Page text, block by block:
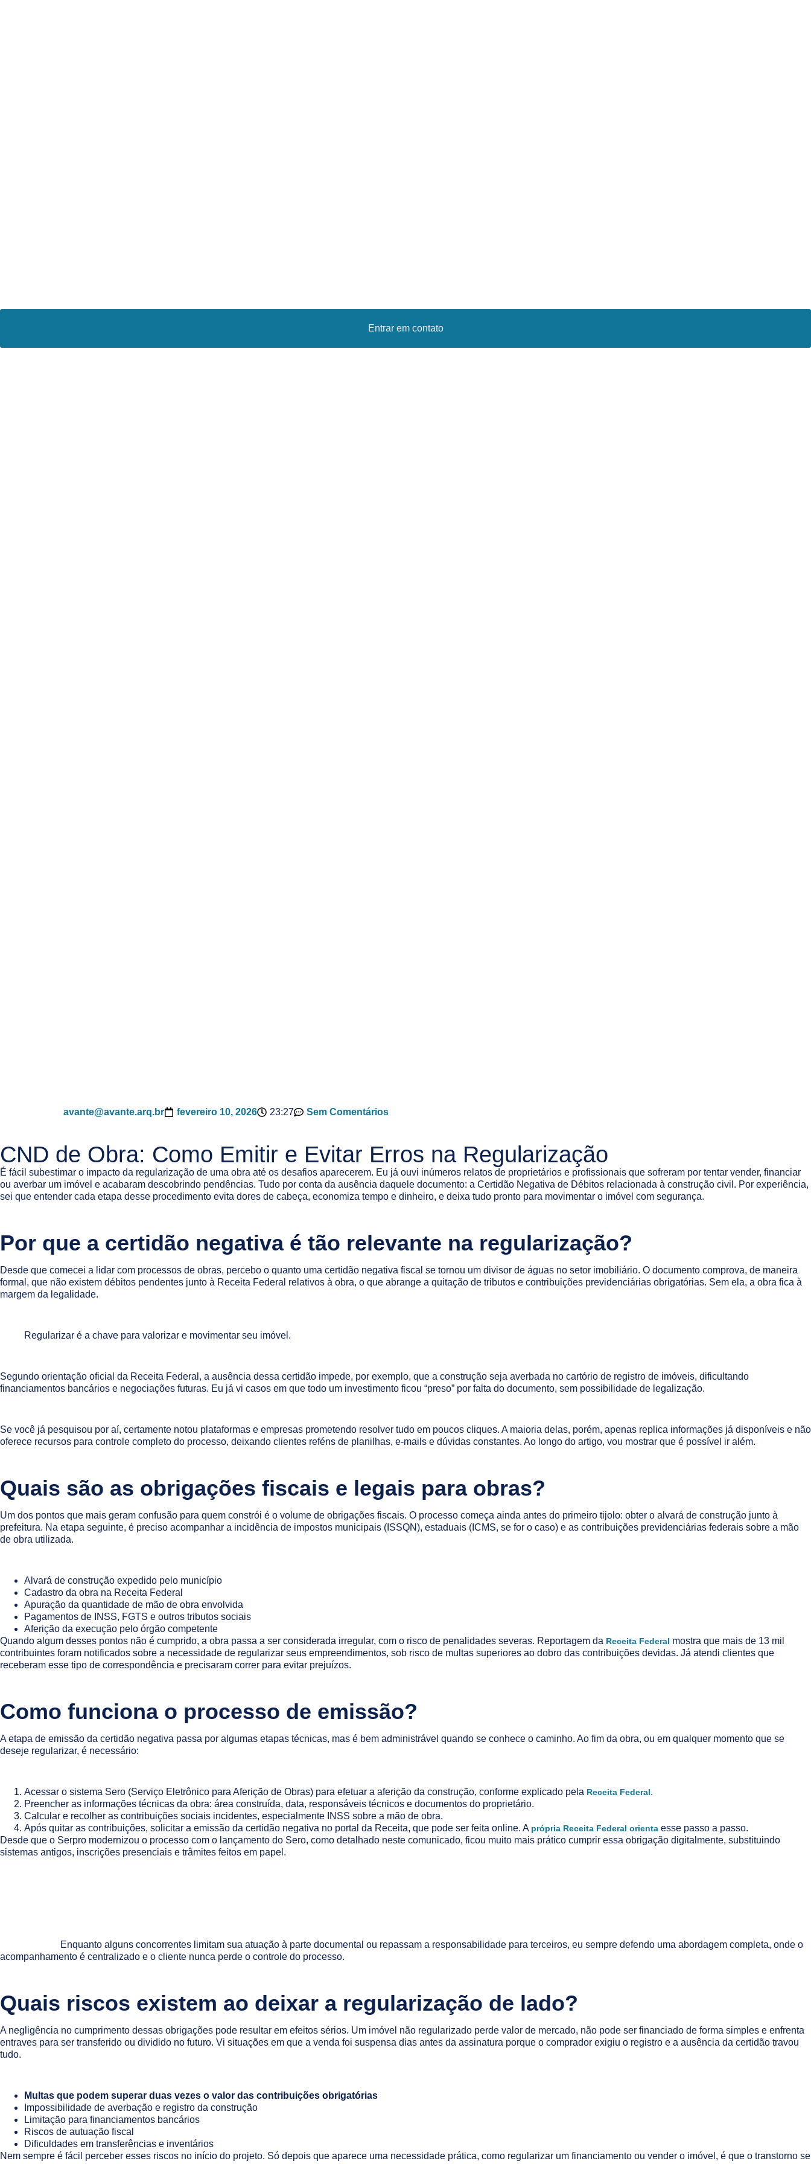
Entrar em contato
avante@avante.arq.br fevereiro 10, 2026 23:27 Sem Comentários
CND de Obra: Como Emitir e Evitar Erros na Regularização
É fácil subestimar o impacto da regularização de uma obra até os desafios aparecerem. Eu já ouvi inúmeros relatos de proprietários e profissionais que sofreram por tentar vender, financiar
ou averbar um imóvel e acabaram descobrindo pendências. Tudo por conta da ausência daquele documento: a Certidão Negativa de Débitos relacionada à construção civil. Por experiência,
sei que entender cada etapa desse procedimento evita dores de cabeça, economiza tempo e dinheiro, e deixa tudo pronto para movimentar o imóvel com segurança.
Por que a certidão negativa é tão relevante na regularização?
Desde que comecei a lidar com processos de obras, percebo o quanto uma certidão negativa fiscal se tornou um divisor de águas no setor imobiliário. O documento comprova, de maneira
formal, que não existem débitos pendentes junto à Receita Federal relativos à obra, o que abrange a quitação de tributos e contribuições previdenciárias obrigatórias. Sem ela, a obra fica à
margem da legalidade.
Regularizar é a chave para valorizar e movimentar seu imóvel.
Segundo orientação oficial da Receita Federal, a ausência dessa certidão impede, por exemplo, que a construção seja averbada no cartório de registro de imóveis, dificultando
financiamentos bancários e negociações futuras. Eu já vi casos em que todo um investimento ficou “preso” por falta do documento, sem possibilidade de legalização.
Se você já pesquisou por aí, certamente notou plataformas e empresas prometendo resolver tudo em poucos cliques. A maioria delas, porém, apenas replica informações já disponíveis e não
oferece recursos para controle completo do processo, deixando clientes reféns de planilhas, e-mails e dúvidas constantes. Ao longo do artigo, vou mostrar que é possível ir além.
Quais são as obrigações fiscais e legais para obras?
Um dos pontos que mais geram confusão para quem constrói é o volume de obrigações fiscais. O processo começa ainda antes do primeiro tijolo: obter o alvará de construção junto à
prefeitura. Na etapa seguinte, é preciso acompanhar a incidência de impostos municipais (ISSQN), estaduais (ICMS, se for o caso) e as contribuições previdenciárias federais sobre a mão
de obra utilizada.
Alvará de construção expedido pelo município
Cadastro da obra na Receita Federal
Apuração da quantidade de mão de obra envolvida
Pagamentos de INSS, FGTS e outros tributos sociais
Aferição da execução pelo órgão competente
Quando algum desses pontos não é cumprido, a obra passa a ser considerada irregular, com o risco de penalidades severas. Reportagem da Receita Federal mostra que mais de 13 mil
contribuintes foram notificados sobre a necessidade de regularizar seus empreendimentos, sob risco de multas superiores ao dobro das contribuições devidas. Já atendi clientes que
receberam esse tipo de correspondência e precisaram correr para evitar prejuízos.
Como funciona o processo de emissão?
A etapa de emissão da certidão negativa passa por algumas etapas técnicas, mas é bem administrável quando se conhece o caminho. Ao fim da obra, ou em qualquer momento que se
deseje regularizar, é necessário:
Acessar o sistema Sero (Serviço Eletrônico para Aferição de Obras) para efetuar a aferição da construção, conforme explicado pela Receita Federal.
Preencher as informações técnicas da obra: área construída, data, responsáveis técnicos e documentos do proprietário.
Calcular e recolher as contribuições sociais incidentes, especialmente INSS sobre a mão de obra.
Após quitar as contribuições, solicitar a emissão da certidão negativa no portal da Receita, que pode ser feita online. A própria Receita Federal orienta esse passo a passo.
Desde que o Serpro modernizou o processo com o lançamento do Sero, como detalhado neste comunicado, ficou muito mais prático cumprir essa obrigação digitalmente, substituindo
sistemas antigos, inscrições presenciais e trâmites feitos em papel.
Enquanto alguns concorrentes limitam sua atuação à parte documental ou repassam a responsabilidade para terceiros, eu sempre defendo uma abordagem completa, onde o
acompanhamento é centralizado e o cliente nunca perde o controle do processo.
Quais riscos existem ao deixar a regularização de lado?
A negligência no cumprimento dessas obrigações pode resultar em efeitos sérios. Um imóvel não regularizado perde valor de mercado, não pode ser financiado de forma simples e enfrenta
entraves para ser transferido ou dividido no futuro. Vi situações em que a venda foi suspensa dias antes da assinatura porque o comprador exigiu o registro e a ausência da certidão travou
tudo.
Multas que podem superar duas vezes o valor das contribuições obrigatórias
Impossibilidade de averbação e registro da construção
Limitação para financiamentos bancários
Riscos de autuação fiscal
Dificuldades em transferências e inventários
Nem sempre é fácil perceber esses riscos no início do projeto. Só depois que aparece uma necessidade prática, como regularizar um financiamento ou vender o imóvel, é que o transtorno se